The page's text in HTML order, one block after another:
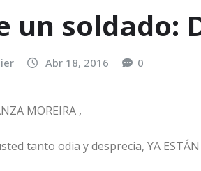
un soldado:
Abr 18, 2016 0
MOREIRA ,
tanto odia y desprecia, YA